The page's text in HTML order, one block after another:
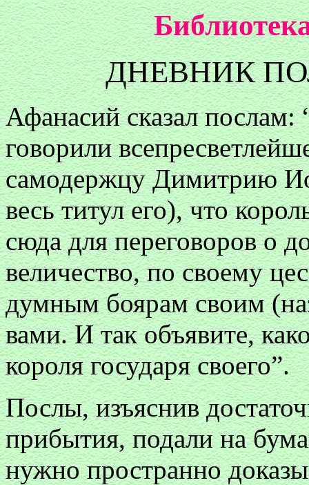
ДНЕВНИК
Афанасий сказал
говорили
самодержцу Димитрию
весь титул его), что
сюда для переговоров о
величество, по своему
думным боярам своим
вами. И так объявите,
короля государя своего”.
Послы, изъяснив
прибытия, подали на
нужно пространно